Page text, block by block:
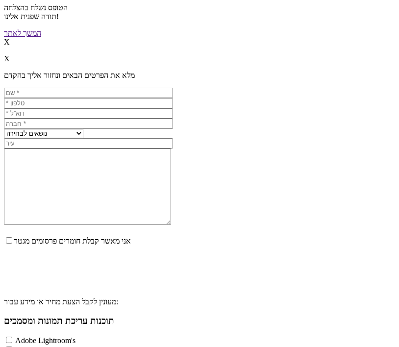
הטופס נשלח בהצלחה
תודה שפנית אלינו!
המשך לאתר
X
X
מלא את הפרטים הבאים ונחזור אליך בהקדם
אני מאשר קבלת חומרים פרסומים מגטר
מעונין לקבל הצעת מחיר או מידע עבור:
תוכנות עריכת תמונות ומסמכים
Adobe Lightroom's